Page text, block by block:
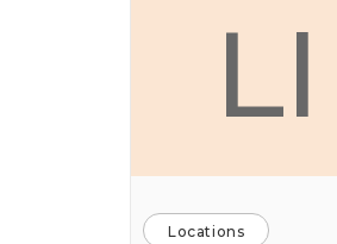
LI
Locations